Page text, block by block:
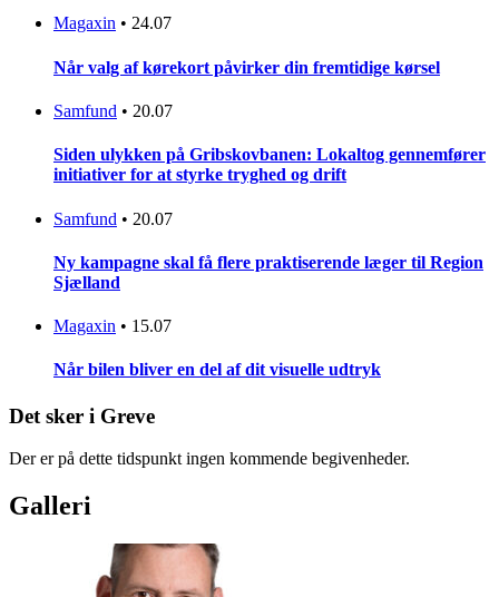
Magaxin • 24.07
Når valg af kørekort påvirker din fremtidige kørsel
Samfund • 20.07
Siden ulykken på Gribskovbanen: Lokaltog gennemfører
initiativer for at styrke tryghed og drift
Samfund • 20.07
Ny kampagne skal få flere praktiserende læger til Region
Sjælland
Magaxin • 15.07
Når bilen bliver en del af dit visuelle udtryk
Det sker i Greve
Der er på dette tidspunkt ingen kommende begivenheder.
Galleri